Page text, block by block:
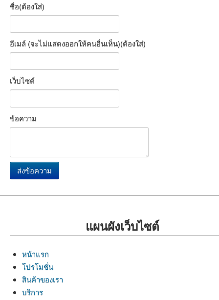
ชื่อ(ต้องใส่)
อีเมล์ (จะไม่แสดงออกให้คนอื่นเห็น)(ต้องใส่)
เว็บไซต์
ข้อความ
แผนผังเว็บไซต์
หน้าแรก
โปรโมชั่น
สินค้าของเรา
บริการ